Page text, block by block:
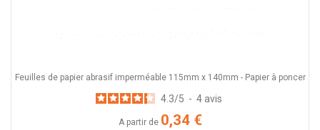
Feuilles de papier abrasif imperméable 115mm x 140mm - Papier à poncer
4.3/5 - 4 avis
A partir de 0,34 €